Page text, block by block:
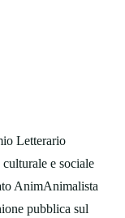
Letterario
e sociale
AnimAnimalista
pubblica sul